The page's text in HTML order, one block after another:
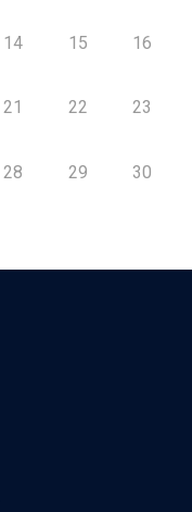
14 15 16
21 22 23
28 29 30